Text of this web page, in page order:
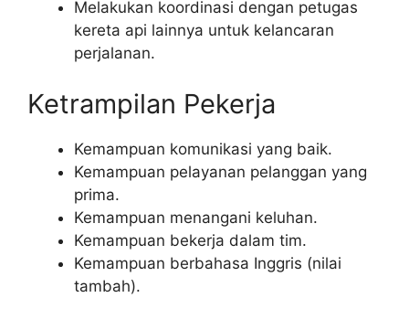
Melakukan koordinasi dengan petugas
kereta api lainnya untuk kelancaran
perjalanan.
Ketrampilan Pekerja
Kemampuan komunikasi yang baik.
Kemampuan pelayanan pelanggan yang
prima.
Kemampuan menangani keluhan.
Kemampuan bekerja dalam tim.
Kemampuan berbahasa Inggris (nilai
tambah).